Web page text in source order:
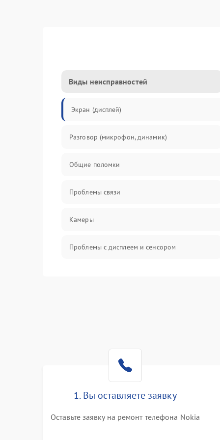
Виды неисправностей
Экран (дисплей)
Разговор (микрофон, динамик)
Общие поломки
Проблемы связи
Камеры
Проблемы с дисплеем и сенсором
1. Вы оставляете заявку
Оставьте заявку на ремонт телефона Nokia